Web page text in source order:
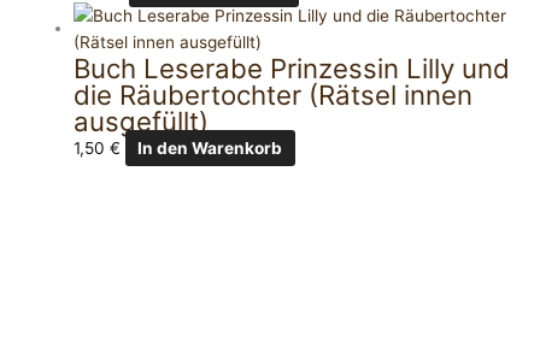
Buch Leserabe Prinzessin Lilly und
die Räubertochter (Rätsel innen
ausgefüllt)
1,50€ In den Warenkorb